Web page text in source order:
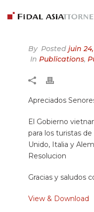
By Posted juin 24,
In Publications,
Apreciados
El Gobierno
para los turistas de
Unido, Italia y
Resolucion
Gracias y saludos
View & Download